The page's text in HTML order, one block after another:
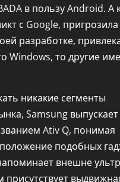
в пользу Android. А
с Google, пригрозила
разработке,
Windows, то другие
никакие сегменты
Samsung
Ativ Q, понимая
подобных
внешне
присутствует